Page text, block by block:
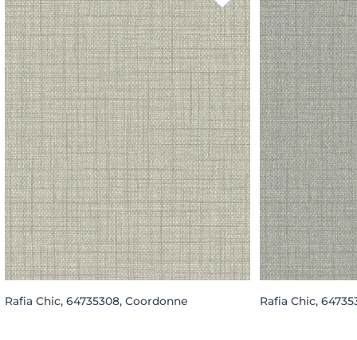
Rafia Chic, 64735308, Coordonne Rafia Chic,